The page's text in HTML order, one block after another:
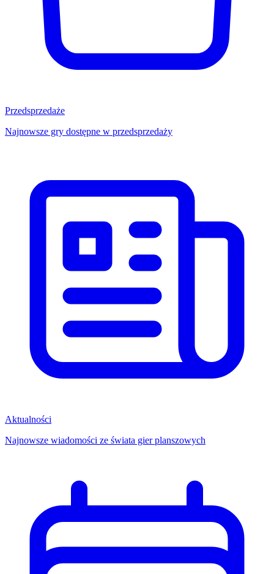
Przedsprzedaże
Najnowsze gry dostępne w przedsprzedaży
Aktualności
Najnowsze wiadomości ze świata gier planszowych